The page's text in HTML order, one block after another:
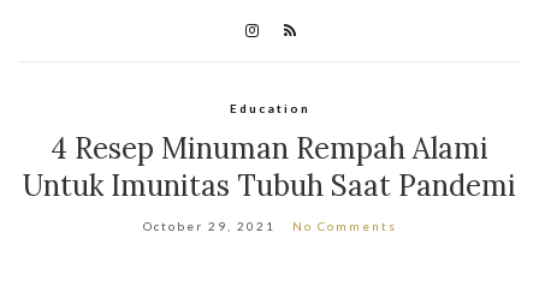
Education
4 Resep Minuman Rempah Alami
Untuk Imunitas Tubuh Saat Pandemi
October 29, 2021 No Comments